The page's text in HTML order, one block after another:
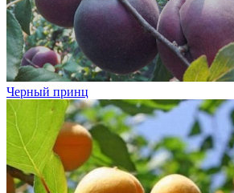
Черный принц